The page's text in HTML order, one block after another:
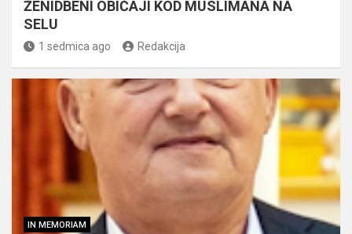
ŽENIDBENI OBIČAJI KOD MUSLIMANA NA
SELU
1 sedmica ago Redakcija
IN MEMORIAM